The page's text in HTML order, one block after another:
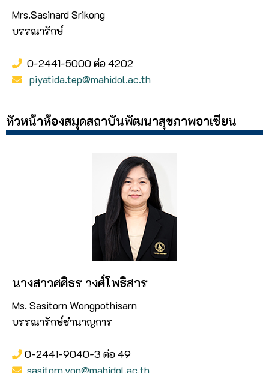
Mrs.Sasinard Srikong
บรรณารักษ์
0-2441-5000 ต่อ 4202
piyatida.tep@mahidol.ac.th
หัวหน้าห้องสมุดสถาบันพัฒนาสุขภาพอาเซียน
นางสาวศศิธร วงศ์โพธิสาร
Ms. Sasitorn Wongpothisarn
บรรณารักษ์ชำนาญการ
0-2441-9040-3 ต่อ 49
sasitorn.von@mahidol.ac.th